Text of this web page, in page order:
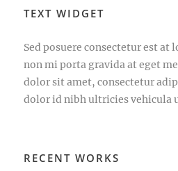
TEXT WIDGET
Sed posuere consectetur est
non mi porta gravida at eget
dolor sit amet, consectetur
dolor id nibh ultricies vehicula
RECENT WORKS